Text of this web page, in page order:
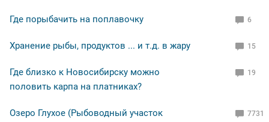
Где порыбачить на поплавочку 6
Хранение рыбы, продуктов ... и т.д. в жару 15
Где близко к Новосибирску можно
половить карпа на платниках?
19
Озеро Глухое (Рыбоводный участок
7731